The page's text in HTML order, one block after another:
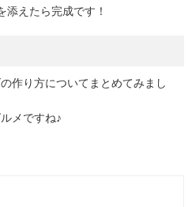
添えたら完成です！
作り方についてまとめてみまし
メですね♪